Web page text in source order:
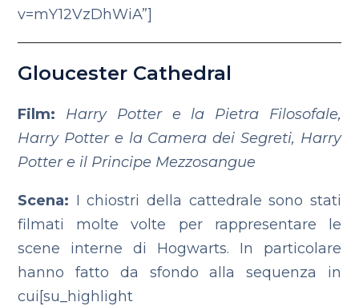
v=mY12VzDhWiA”]
Gloucester Cathedral
Film:
Harry Potter e la Pietra Filosofale,
Harry Potter e la Camera dei Segreti, Harry
Potter e il Principe Mezzosangue
Scena: I chiostri della cattedrale sono stati
filmati molte volte per rappresentare le
scene interne di Hogwarts. In particolare
hanno fatto da sfondo alla sequenza in
cui[su_highlight